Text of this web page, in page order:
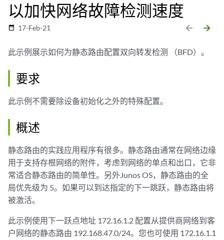
以加快网络故障检测速度
date_range 17-Feb-21 arrow_backward arrow_forward
此示例展示如何为静态路由配置双向转发检测 （BFD）。
要求
此示例不需要除设备初始化之外的特殊配置。
概述
静态路由的实践应用程序有很多。静态路由通常在网络边缘
用于支持存根网络的附件，考虑到网络的单点和出口，它非
常适合静态路由的简单性。另外Junos OS，静态路由的全
局优先级为 5。如果可以到达指定的下一跳跃，静态路由将
被激活。
此示例使用下一跃点地址 172.16.1.2 配置从提供商网络到客
户网络的静态路由 192.168.47.0/24。您也可使用 172.16.1.1